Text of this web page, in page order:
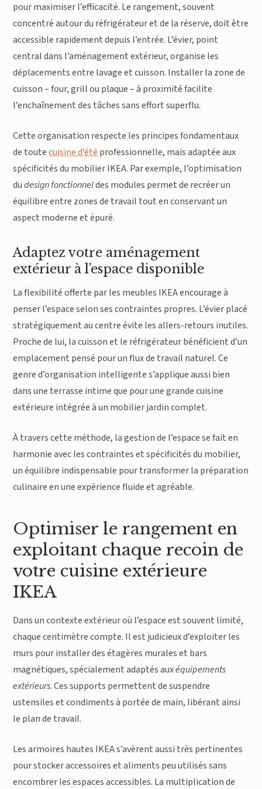
pour maximiser l’efficacité. Le rangement, souvent
concentré autour du réfrigérateur et de la réserve, doit être
accessible rapidement depuis l’entrée. L’évier, point
central dans l’aménagement extérieur, organise les
déplacements entre lavage et cuisson. Installer la zone de
cuisson – four, grill ou plaque – à proximité facilite
l’enchaînement des tâches sans effort superflu.
Cette organisation respecte les principes fondamentaux
de toutecuisine d’été professionnelle, mais adaptée aux
spécificités du mobilier IKEA. Par exemple, l’optimisation
dudesign fonctionneldes modules permet de recréer un
équilibre entre zones de travail tout en conservant un
aspect moderne et épuré.
Adaptez votre aménagement
extérieur à l’espace disponible
La flexibilité offerte par les meubles IKEA encourage à
penser l’espace selon ses contraintes propres. L’évier placé
stratégiquement au centre évite les allers-retours inutiles.
Proche de lui, la cuisson et le réfrigérateur bénéficient d’un
emplacement pensé pour un flux de travail naturel. Ce
genre d’organisation intelligente s’applique aussi bien
dans une terrasse intime que pour une grande cuisine
extérieure intégrée à un mobilier jardin complet.
À travers cette méthode, la gestion de l’espace se fait en
harmonie avec les contraintes et spécificités du mobilier,
un équilibre indispensable pour transformer la préparation
culinaire en une expérience fluide et agréable.
Optimiser le rangement en
exploitant chaque recoin de
votre cuisine extérieure
IKEA
Dans un contexte extérieur où l’espace est souvent limité,
chaque centimètre compte. Il est judicieux d’exploiter les
murs pour installer des étagères murales et bars
magnétiques, spécialement adaptés auxéquipements
extérieurs. Ces supports permettent de suspendre
ustensiles et condiments à portée de main, libérant ainsi
le plan de travail.
Les armoires hautes IKEA s’avèrent aussi très pertinentes
pour stocker accessoires et aliments peu utilisés sans
encombrer les espaces accessibles. La multiplication de